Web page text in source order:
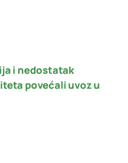
i nedostatak
povećali uvoz u